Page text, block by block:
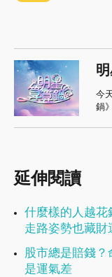
今
鍋
延伸閱讀
什麼樣的人越花
走路姿勢也藏財
股市總是賠錢
是運氣差